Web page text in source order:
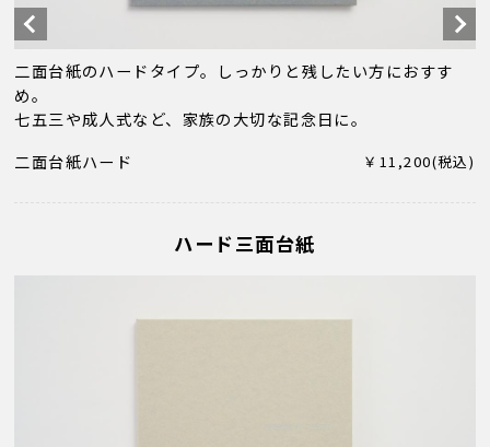
二面台紙のハードタイプ。しっかりと残したい方におすす
め。
七五三や成人式など、家族の大切な記念日に。
二面台紙ハード ￥11,200(税込)
ハード三面台紙